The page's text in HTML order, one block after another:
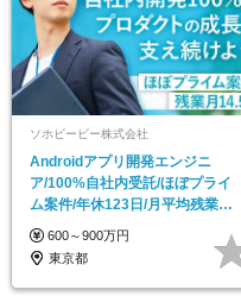
ソホビービー株式会社
Androidアプリ開発エンジニ
ア/100%自社内受託/ほぼプライ
ム案件/年休123日/月平均残業
14.5h
600～900万円
東京都